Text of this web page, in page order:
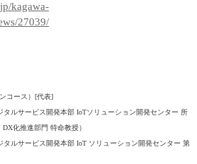
kagawa-
27039/
コース）[代表]
ルサービス開発本部 IoTソリューション開発センター 所
化推進部門 特命教授）
ルサービス開発本部 IoT ソリューション開発センター 第